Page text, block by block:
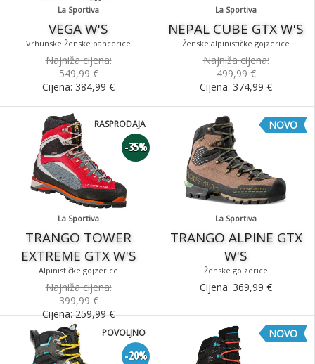
La Sportiva
VEGA W'S
Vrhunske Ženske pancerice
Najniža cijena:
549,99 €
Cijena: 384,99 €
La Sportiva
NEPAL CUBE GTX W'S
Ženske alpinističke gojzerice
Najniža cijena:
499,99 €
Cijena: 374,99 €
La Sportiva
TRANGO TOWER
EXTREME GTX W'S
Alpinističke gojzerice
-35%
RASPRODAJA
Najniža cijena:
399,99 €
Cijena:259,99€
La Sportiva
TRANGO ALPINE GTX
W'S
Ženske gojzerice
NOVO
Cijena: 369,99 €
-20%
POVOLJNO NOVO